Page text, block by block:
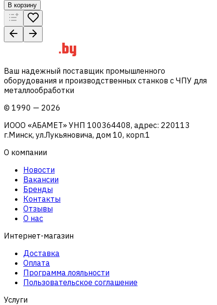
В корзину
Ваш надежный поставщик промышленного
оборудования и производственных станков с ЧПУ для
металлообработки
© 1990 — 2026
ИООО «АБАМЕТ» УНП 100364408, адрес: 220113
г.Минск, ул.Лукьяновича, дом 10, корп.1
О компании
Новости
Вакансии
Бренды
Контакты
Отзывы
О нас
Интернет-магазин
Доставка
Оплата
Программа лояльности
Пользовательское соглашение
Услуги